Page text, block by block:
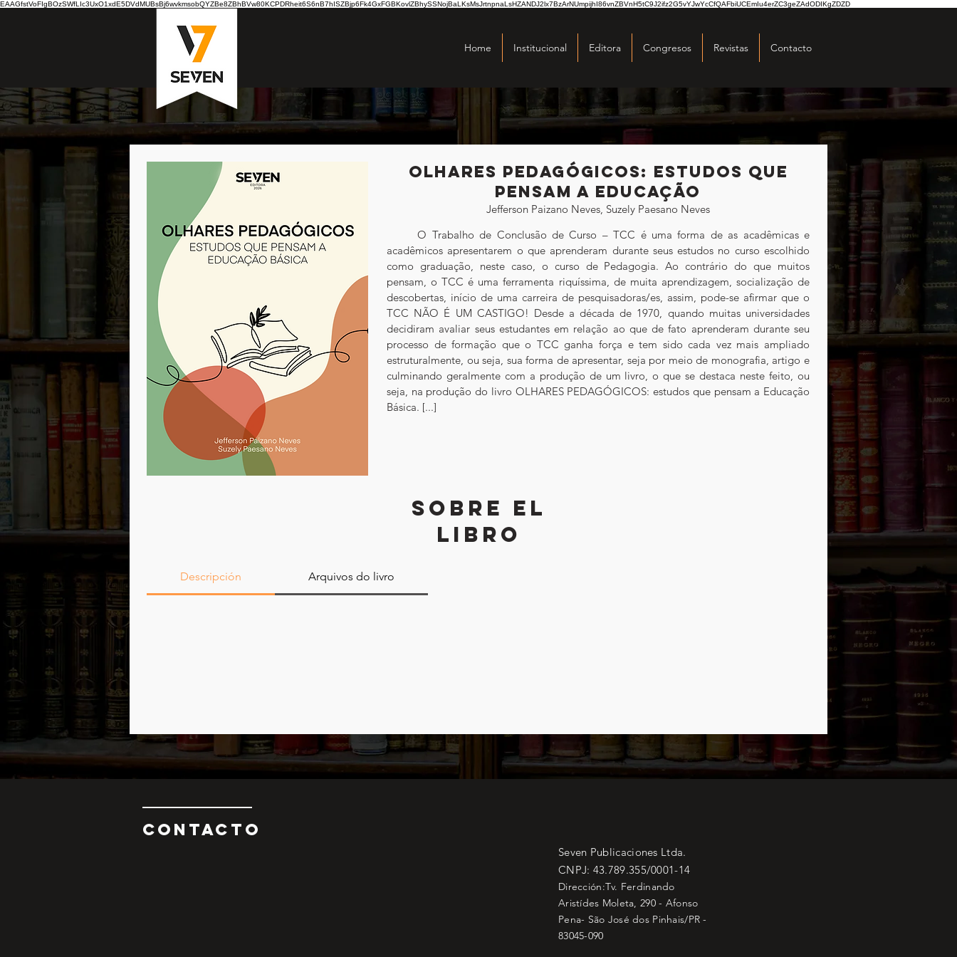
EAAGfstVoFIgBOzSWfLIc3UxO1xdE5DVdMUBsBj6wvkmsobQYZBe8ZBhBVw80KCPDRheit6S6nB7hISZBjp6Fk4GxFGBKovlZBhySSNojBaLKsMsJrtnpnaLsHZANDJ2lx7BzArNUmpijhI86vnZBVnH5tC9J2ifz2G5vYJwYcCfQAFbiUCEmIu4erZC3geZAdODIKgZDZD
Home Institucional Editora Congresos Revistas Contacto
Olhares pedagógicos: estudos que
pensam a educação
Jefferson Paizano Neves, Suzely Paesano Neves
	O Trabalho de Conclusão de Curso – TCC é uma forma de as acadêmicas e
acadêmicos apresentarem o que aprenderam durante seus estudos no curso escolhido
como graduação, neste caso, o curso de Pedagogia. Ao contrário do que muitos
pensam, o TCC é uma ferramenta riquíssima, de muita aprendizagem, socialização de
descobertas, início de uma carreira de pesquisadoras/es, assim, pode-se afirmar que o
TCC NÃO É UM CASTIGO! Desde a década de 1970, quando muitas universidades
decidiram avaliar seus estudantes em relação ao que de fato aprenderam durante seu
processo de formação que o TCC ganha força e tem sido cada vez mais ampliado
estruturalmente, ou seja, sua forma de apresentar, seja por meio de monografia, artigo e
culminando geralmente com a produção de um livro, o que se destaca neste feito, ou
seja, na produção do livro OLHARES PEDAGÓGICOS: estudos que pensam a Educação
Básica. [...]
SOBRE EL
LIBRO
Descripción Arquivos do livro
CONTAcTO
Seven Publicaciones Ltda.
CNPJ: 43.789.355/0001-14
Dirección:Tv. Ferdinando
Aristídes Moleta, 290 - Afonso
Pena- São José dos Pinhais/PR -
83045-090